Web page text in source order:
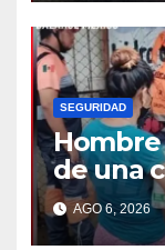
SEGURIDAD
Hombre
de una
en la
AGO 6, 2026